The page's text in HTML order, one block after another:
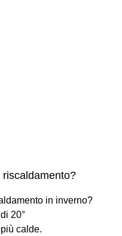
in inverno?
20°
calde.